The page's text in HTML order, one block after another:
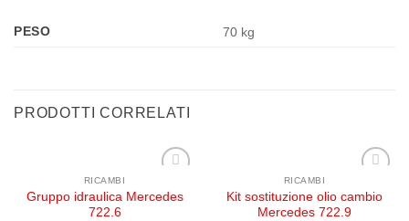
PESO 70 kg
PRODOTTI CORRELATI
alla lista
RICAMBI
Gruppo idraulica Mercedes
722.6
alla lista
RICAMBI
Kit sostituzione olio cambio
Mercedes 722.9